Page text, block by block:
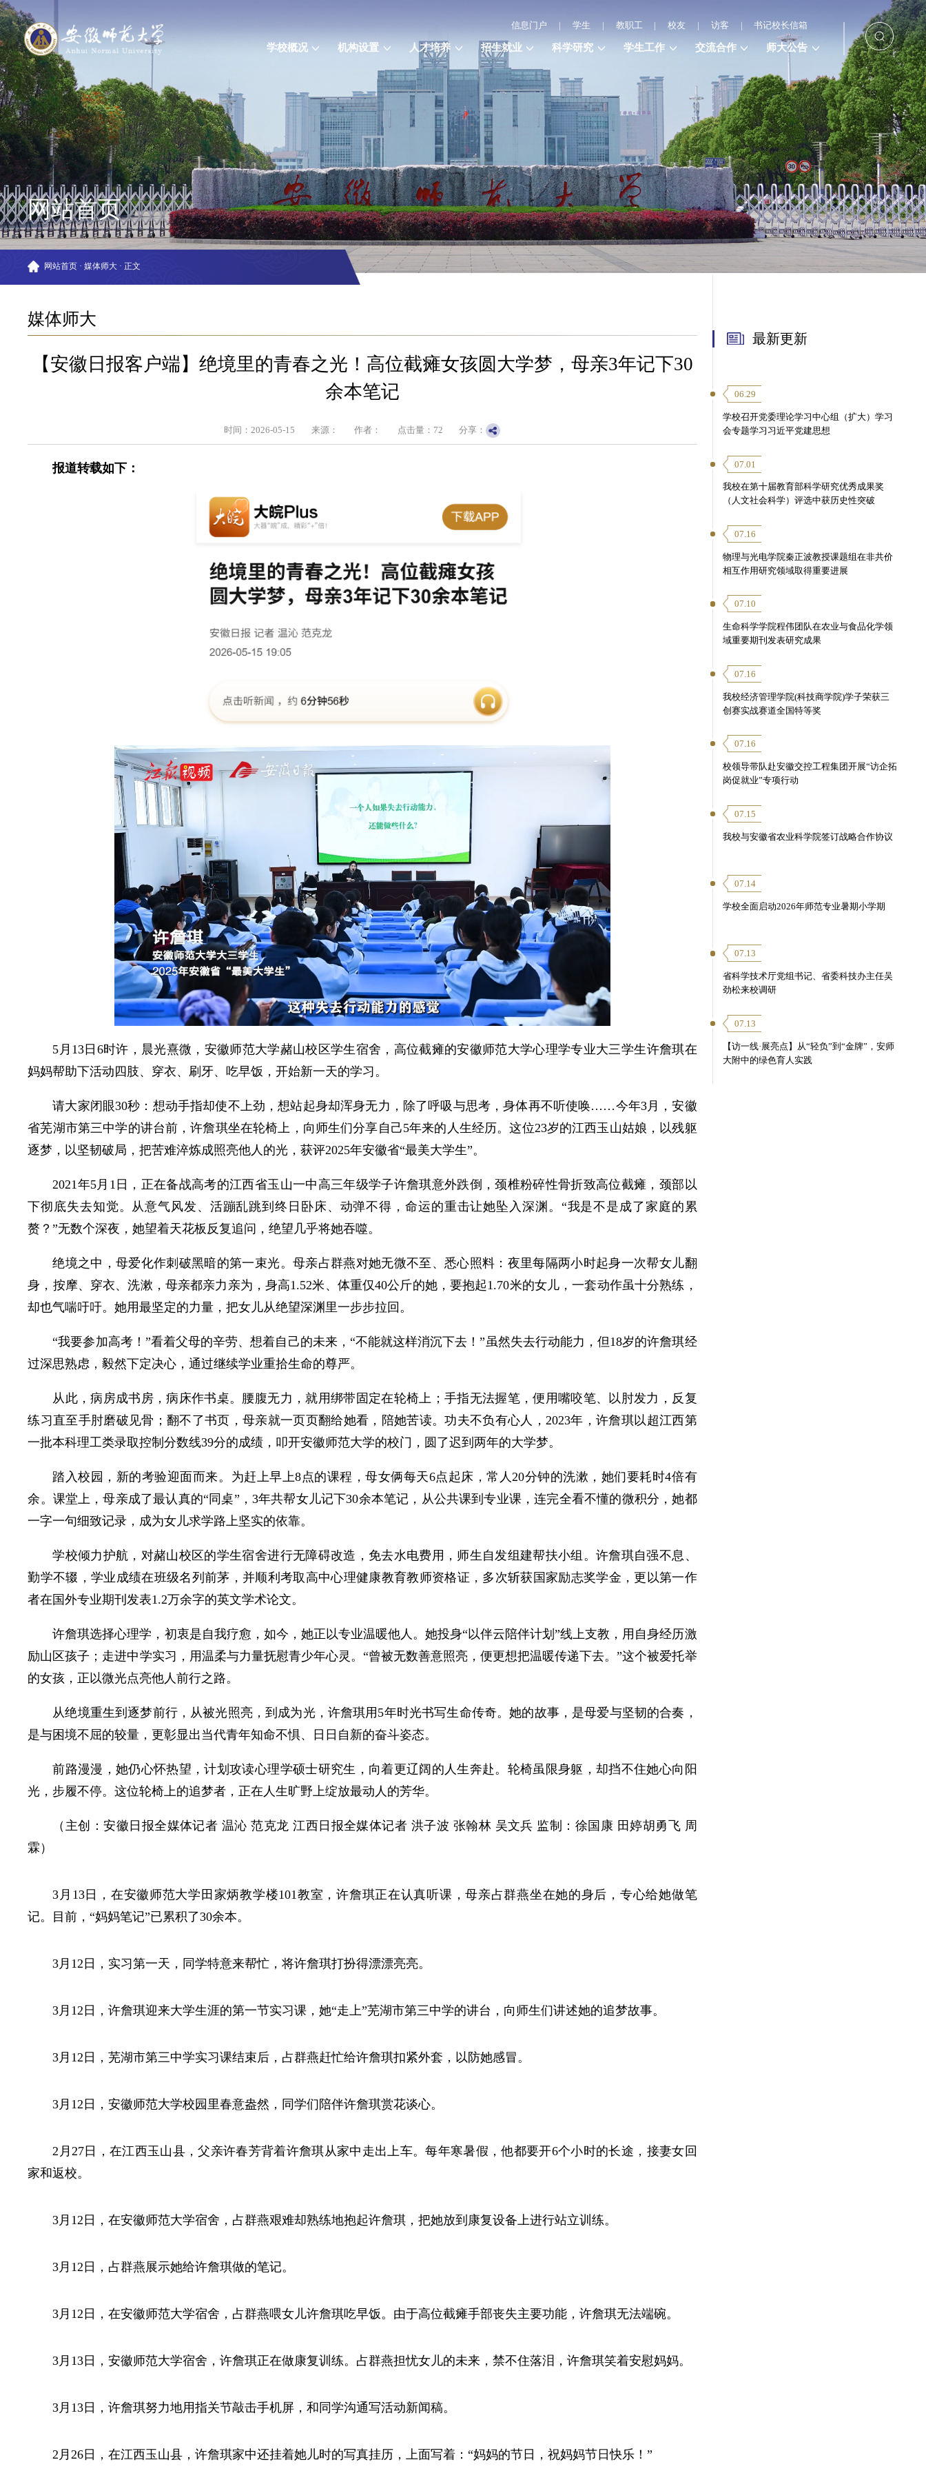
信息门户 | 学生 | 教职工 | 校友 | 访客 | 书记校长信箱
学校概况 机构设置 人才培养 招生就业 科学研究 学生工作 交流合作 师大公告
网站首页
网站首页 · 媒体师大 · 正文
媒体师大
【安徽日报客户端】绝境里的青春之光！高位截瘫女孩圆大学梦，母亲3年记下30
余本笔记
时间：2026-05-15 来源： 作者： 点击量： 72 分享：
报道转载如下：
5月13日6时许，晨光熹微，安徽师范大学赭山校区学生宿舍，高位截瘫的安徽师范大学心理学专业大三学生许詹琪在
妈妈帮助下活动四肢、穿衣、刷牙、吃早饭，开始新一天的学习。
请大家闭眼30秒：想动手指却使不上劲，想站起身却浑身无力，除了呼吸与思考，身体再不听使唤……今年3月，安徽
省芜湖市第三中学的讲台前，许詹琪坐在轮椅上，向师生们分享自己5年来的人生经历。这位23岁的江西玉山姑娘，以残躯
逐梦，以坚韧破局，把苦难淬炼成照亮他人的光，获评2025年安徽省“最美大学生”。
2021年5月1日，正在备战高考的江西省玉山一中高三年级学子许詹琪意外跌倒，颈椎粉碎性骨折致高位截瘫，颈部以
下彻底失去知觉。从意气风发、活蹦乱跳到终日卧床、动弹不得，命运的重击让她坠入深渊。“我是不是成了家庭的累
赘？”无数个深夜，她望着天花板反复追问，绝望几乎将她吞噬。
绝境之中，母爱化作刺破黑暗的第一束光。母亲占群燕对她无微不至、悉心照料：夜里每隔两小时起身一次帮女儿翻
身，按摩、穿衣、洗漱，母亲都亲力亲为，身高1.52米、体重仅40公斤的她，要抱起1.70米的女儿，一套动作虽十分熟练，
却也气喘吁吁。她用最坚定的力量，把女儿从绝望深渊里一步步拉回。
“我要参加高考！”看着父母的辛劳、想着自己的未来，“不能就这样消沉下去！”虽然失去行动能力，但18岁的许詹琪经
过深思熟虑，毅然下定决心，通过继续学业重拾生命的尊严。
从此，病房成书房，病床作书桌。腰腹无力，就用绑带固定在轮椅上；手指无法握笔，便用嘴咬笔、以肘发力，反复
练习直至手肘磨破见骨；翻不了书页，母亲就一页页翻给她看，陪她苦读。功夫不负有心人，2023年，许詹琪以超江西第
一批本科理工类录取控制分数线39分的成绩，叩开安徽师范大学的校门，圆了迟到两年的大学梦。
踏入校园，新的考验迎面而来。为赶上早上8点的课程，母女俩每天6点起床，常人20分钟的洗漱，她们要耗时4倍有
余。课堂上，母亲成了最认真的“同桌”，3年共帮女儿记下30余本笔记，从公共课到专业课，连完全看不懂的微积分，她都
一字一句细致记录，成为女儿求学路上坚实的依靠。
学校倾力护航，对赭山校区的学生宿舍进行无障碍改造，免去水电费用，师生自发组建帮扶小组。许詹琪自强不息、
勤学不辍，学业成绩在班级名列前茅，并顺利考取高中心理健康教育教师资格证，多次斩获国家励志奖学金，更以第一作
者在国外专业期刊发表1.2万余字的英文学术论文。
许詹琪选择心理学，初衷是自我疗愈，如今，她正以专业温暖他人。她投身“以伴云陪伴计划”线上支教，用自身经历激
励山区孩子；走进中学实习，用温柔与力量抚慰青少年心灵。“曾被无数善意照亮，便更想把温暖传递下去。”这个被爱托举
的女孩，正以微光点亮他人前行之路。
从绝境重生到逐梦前行，从被光照亮，到成为光，许詹琪用5年时光书写生命传奇。她的故事，是母爱与坚韧的合奏，
是与困境不屈的较量，更彰显出当代青年知命不惧、日日自新的奋斗姿态。
前路漫漫，她仍心怀热望，计划攻读心理学硕士研究生，向着更辽阔的人生奔赴。轮椅虽限身躯，却挡不住她心向阳
光，步履不停。这位轮椅上的追梦者，正在人生旷野上绽放最动人的芳华。
（主创：安徽日报全媒体记者 温沁 范克龙 江西日报全媒体记者 洪子波 张翰林 吴文兵 监制：徐国康 田婷胡勇飞 周
霖）
3月13日，在安徽师范大学田家炳教学楼101教室，许詹琪正在认真听课，母亲占群燕坐在她的身后，专心给她做笔
记。目前，“妈妈笔记”已累积了30余本。
3月12日，实习第一天，同学特意来帮忙，将许詹琪打扮得漂漂亮亮。
3月12日，许詹琪迎来大学生涯的第一节实习课，她“走上”芜湖市第三中学的讲台，向师生们讲述她的追梦故事。
3月12日，芜湖市第三中学实习课结束后，占群燕赶忙给许詹琪扣紧外套，以防她感冒。
3月12日，安徽师范大学校园里春意盎然，同学们陪伴许詹琪赏花谈心。
2月27日，在江西玉山县，父亲许春芳背着许詹琪从家中走出上车。每年寒暑假，他都要开6个小时的长途，接妻女回
家和返校。
3月12日，在安徽师范大学宿舍，占群燕艰难却熟练地抱起许詹琪，把她放到康复设备上进行站立训练。
3月12日，占群燕展示她给许詹琪做的笔记。
3月12日，在安徽师范大学宿舍，占群燕喂女儿许詹琪吃早饭。由于高位截瘫手部丧失主要功能，许詹琪无法端碗。
3月13日，安徽师范大学宿舍，许詹琪正在做康复训练。占群燕担忧女儿的未来，禁不住落泪，许詹琪笑着安慰妈妈。
3月13日，许詹琪努力地用指关节敲击手机屏，和同学沟通写活动新闻稿。
2月26日，在江西玉山县，许詹琪家中还挂着她儿时的写真挂历，上面写着：“妈妈的节日，祝妈妈节日快乐！”
最新更新
06.29
学校召开党委理论学习中心组（扩大）学习
会专题学习习近平党建思想
07.01
我校在第十届教育部科学研究优秀成果奖
（人文社会科学）评选中获历史性突破
07.16
物理与光电学院秦正波教授课题组在非共价
相互作用研究领域取得重要进展
07.10
生命科学学院程伟团队在农业与食品化学领
域重要期刊发表研究成果
07.16
我校经济管理学院(科技商学院)学子荣获三
创赛实战赛道全国特等奖
07.16
校领导带队赴安徽交控工程集团开展“访企拓
岗促就业”专项行动
07.15
我校与安徽省农业科学院签订战略合作协议
07.14
学校全面启动2026年师范专业暑期小学期
07.13
省科学技术厅党组书记、省委科技办主任吴
劲松来校调研
07.13
【访一线·展亮点】从“轻负”到“金牌”，安师
大附中的绿色育人实践